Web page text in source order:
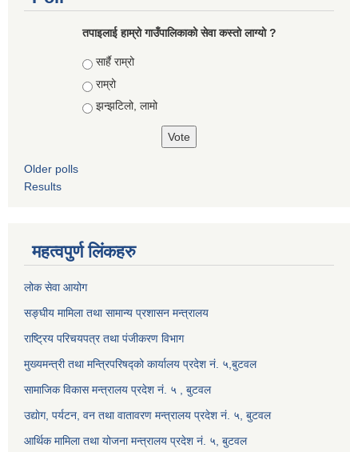
तपाइलाई हाम्रो गाउँपालिकाको सेवा कस्तो लाग्यो ?
Choices
सार्है राम्रो
राम्रो
झन्झटिलो, लामो
Older polls
Results
महत्वपुर्ण लिंकहरु
लोक सेवा आयोग
सङ्घीय मामिला तथा सामान्य प्रशासन मन्त्रालय
राष्ट्रिय परिचयपत्र तथा पंजीकरण विभाग
मुख्यमन्त्री तथा मन्त्रिपरिषद्को कार्यालय प्रदेश नं. ५,बुटवल
सामाजिक विकास मन्त्रालय प्रदेश नं. ५ , बुटवल
उद्याेग, पर्यटन, वन तथा वातावरण मन्त्रालय प्रदेश नं. ५, बुटवल
आर्थिक मामिला तथा योजना मन्त्रालय प्रदेश नं. ५, बुटवल